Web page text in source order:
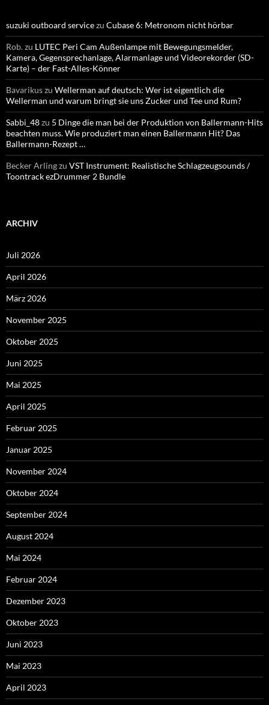
suzuki outboard servicezu Cubase 6: Metronom nicht hörbar
Rob.zu LUTEC Peri Cam Außenlampe mit Bewegungsmelder,
Kamera, Gegensprechanlage, Alarmanlage und Videorekorder (SD-
Karte) – der Fast-Alles-Könner
Bavarikuszu Wellerman auf deutsch: Wer ist eigentlich die
Wellerman und warum bringt sie uns Zucker und Tee und Rum?
Sabbi_48zu 5 Dinge die man bei der Produktion von Ballermann-Hits
beachten muss. Wie produziert man einen Ballermann Hit? Das
Ballermann-Rezept …
Becker Arlingzu VST Instrument: Realistische Schlagzeugsounds /
Toontrack ezDrummer 2 Bundle
ARCHIV
Juli 2026
April 2026
März 2026
November 2025
Oktober 2025
Juni 2025
Mai 2025
April 2025
Februar 2025
Januar 2025
November 2024
Oktober 2024
September 2024
August 2024
Mai 2024
Februar 2024
Dezember 2023
Oktober 2023
Juni 2023
Mai 2023
April 2023